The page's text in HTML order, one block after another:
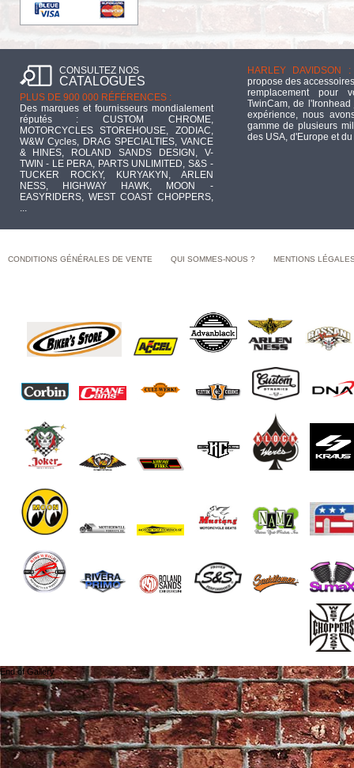
CONSULTEZ NOS
CATALOGUES
PLUS DE 900 000 RÉFÉRENCES :
Des marques et fournisseurs mondialement
réputés : CUSTOM CHROME,
MOTORCYCLES STOREHOUSE, ZODIAC,
W&W Cycles, DRAG SPECIALTIES, VANCE
& HINES, ROLAND SANDS DESIGN, V-
TWIN - LE PERA, PARTS UNLIMITED, S&S -
TUCKER ROCKY, KURYAKYN, ARLEN
NESS, HIGHWAY HAWK, MOON -
EASYRIDERS, WEST COAST CHOPPERS,
...
HARLEY DAVIDSON :
propose des
remplacement pour
TwinCam, de
expérience, nous
gamme de plusieurs
des USA, d'Europe et
CONDITIONS GÉNÉRALES DE VENTE QUI SOMMES-NOUS ? MENTIONS
End of Gallery